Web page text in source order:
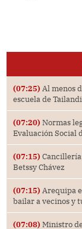
(07:25) Al menos
escuela de
(07:20) Normas
Evaluación Social
(07:15)
Betssy Chávez
(07:15) Arequipa
bailar a vecinos y
(07:08) Ministro